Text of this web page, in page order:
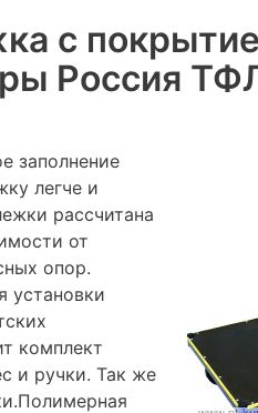
с
Россия
заполнение
легче и
рассчитана
от
опор.
установки
комплект
и ручки. Так же